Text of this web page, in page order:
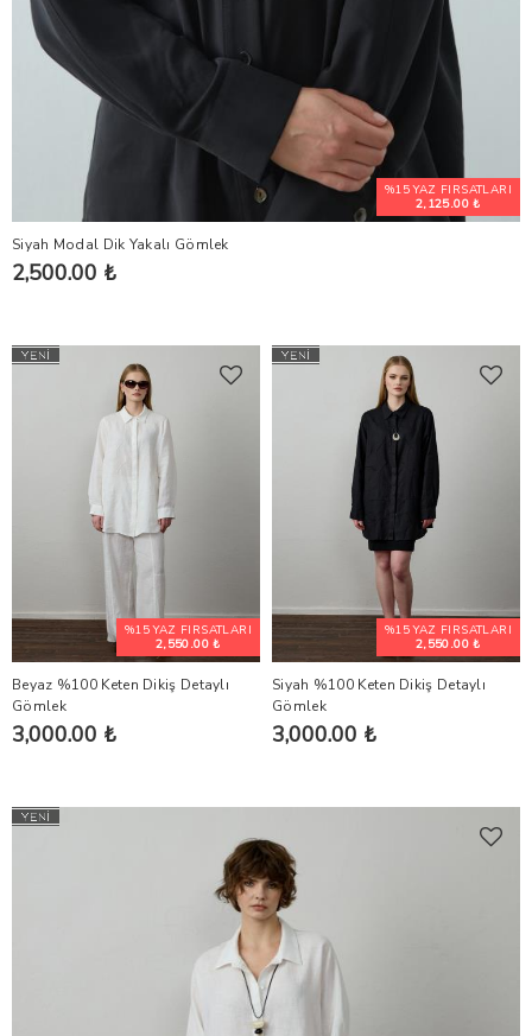
%15 YAZ FIRSATLARI
2,125.00 ₺
Siyah Modal Dik Yakalı Gömlek
2,500.00 ₺
%15 YAZ FIRSATLARI
2,550.00 ₺
Beyaz %100 Keten Dikiş Detaylı
Gömlek
3,000.00 ₺
%15 YAZ FIRSATLARI
2,550.00 ₺
Siyah %100 Keten Dikiş Detaylı
Gömlek
3,000.00 ₺